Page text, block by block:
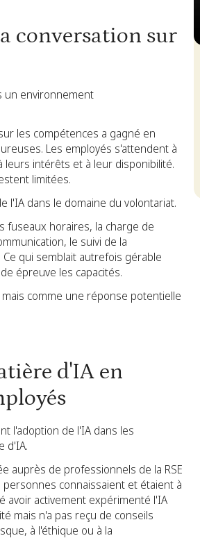
conversation sur
un environnement
les compétences a gagné en
Les employés s'attendent à
intérêts et à leur disponibilité.
limitées.
l'IA dans le domaine du volontariat.
horaires, la charge de
le suivi de la
qui semblait autrefois gérable
épreuve les capacités.
comme une réponse potentielle
d'IA en
l'adoption de l'IA dans les
d'IA.
auprès de professionnels de la RSE
connaissaient et étaient à
avoir activement expérimenté l'IA
mais n'a pas reçu de conseils
à l'éthique ou à la